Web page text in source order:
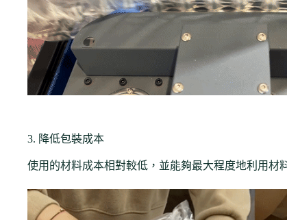
3. 降低包裝成本
使用的材料成本相對較低，並能夠最大程度地利用材